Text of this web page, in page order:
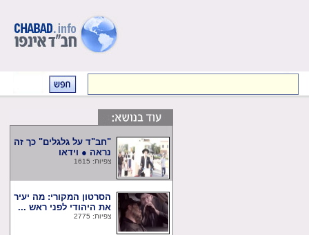
"חב"ד על גלגלים" כך זה
נראה ● וידאו
צפיות: 1615
הסרטון המקורי: מה יעיר
את היהודי לפני ראש ...
צפיות: 2775